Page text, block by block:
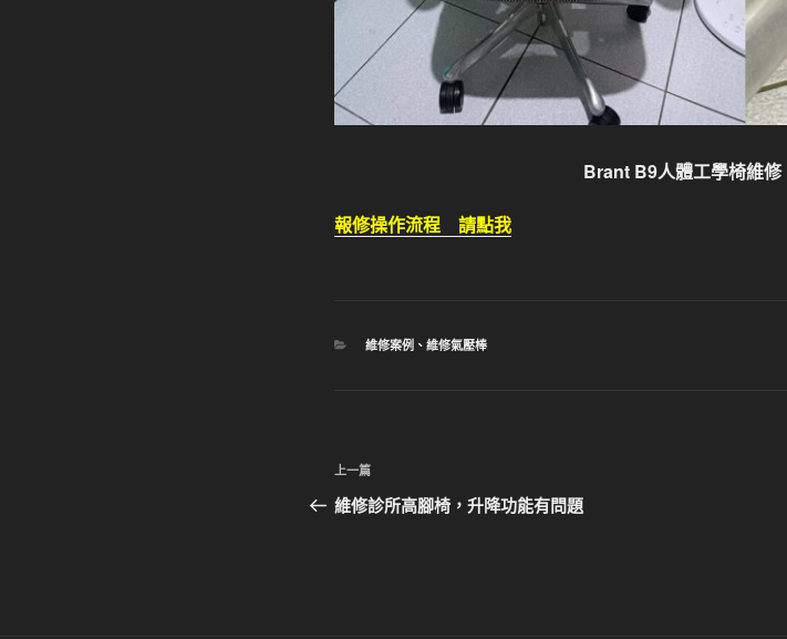
Brant B9人體工學椅維修
報修操作流程 請點我
分
維修案例 、 維修氣壓棒
文
章
上
一
上一篇
維修診所高腳椅，升降功能有問題